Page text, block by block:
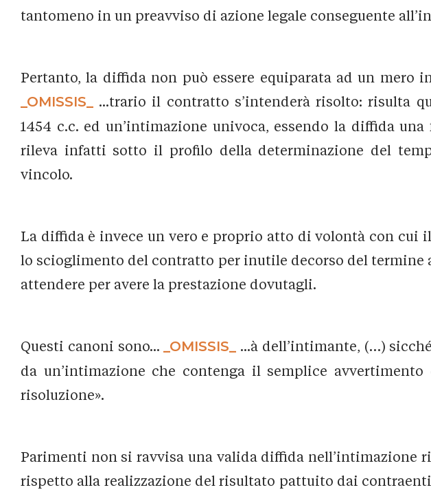
tantomeno in un preavviso di azione legale conseguente
Pertanto, la diffida non può essere equiparata ad un mero
_OMISSIS_
...trario il contratto s’intenderà risolto: risulta
1454 c.c. ed un’intimazione univoca, essendo la diffida
rileva infatti sotto il profilo della determinazione del
vincolo.
La diffida è invece un vero e proprio atto di volontà con
lo scioglimento del contratto per inutile decorso del termine
attendere per avere la prestazione dovutagli.
Questi canoni sono... _OMISSIS_
...à dell’intimante, (…)
da un’intimazione che contenga il semplice
risoluzione».
Parimenti non si ravvisa una valida diffida nell’intimazione
rispetto alla realizzazione del risultato pattuito dai